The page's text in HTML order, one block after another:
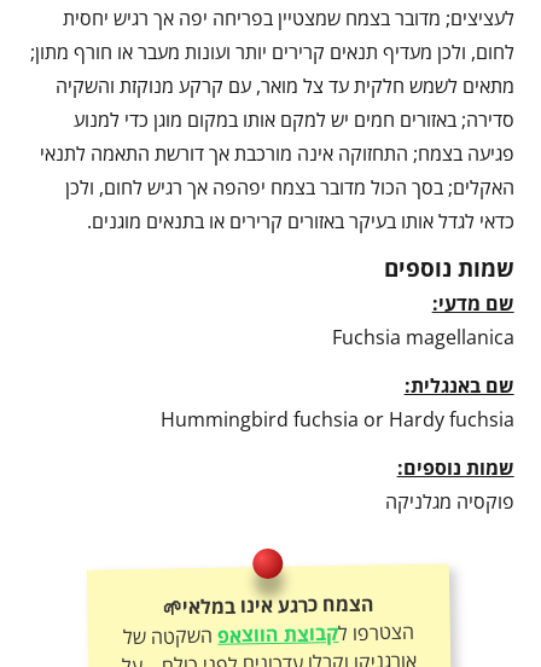
לעציצים; מדובר בצמח שמצטיין בפריחה יפה אך רגיש יחסית
לחום, ולכן מעדיף תנאים קרירים יותר ועונות מעבר או חורף מתון;
מתאים לשמש חלקית עד צל מואר, עם קרקע מנוקזת והשקיה
סדירה; באזורים חמים יש למקם אותו במקום מוגן כדי למנוע
פגיעה בצמח; התחזוקה אינה מורכבת אך דורשת התאמה לתנאי
האקלים; בסך הכול מדובר בצמח יפהפה אך רגיש לחום, ולכן
כדאי לגדל אותו בעיקר באזורים קרירים או בתנאים מוגנים.
שמות נוספים
שם מדעי:
Fuchsia magellanica
שם באנגלית:
Hummingbird fuchsia or Hardy fuchsia
שמות נוספים:
פוקסיה מגלניקה
הצמח כרגע אינו במלאי🌱
הצטרפו לקבוצת הווצאפהשקטה של
אורגניקו וקבלו עדכונים לפני כולם – על